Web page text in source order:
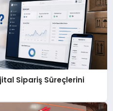
Sipariş Süreçlerini